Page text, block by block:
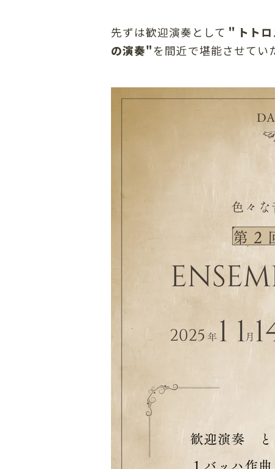
先ずは歓迎演奏として ＂トト
の演奏" を間近で堪能させてい